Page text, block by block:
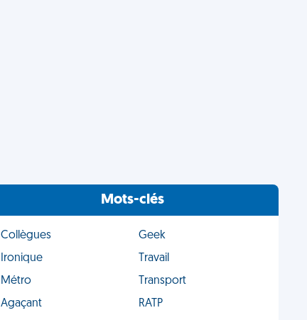
Mots-clés
Collègues
Geek
Ironique
Travail
Métro
Transport
Agaçant
RATP